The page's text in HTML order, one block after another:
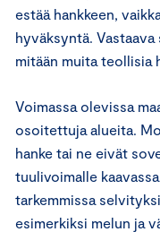
estää hankkeen,
hyväksyntä.
mitään muita teollisia
Voimassa olevissa
osoitettuja alueita.
hanke tai ne eivät
tuulivoimalle
tarkemmissa
esimerkiksi melun ja